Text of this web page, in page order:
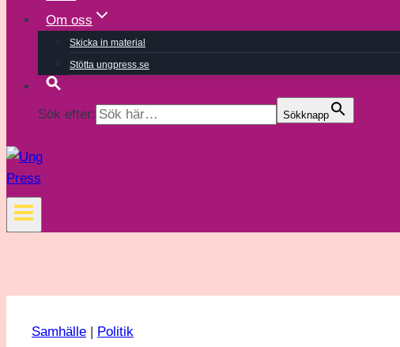
Om oss
Skicka in material
Stötta ungpress.se
Sök efter: Sökknapp
Samhälle Politik